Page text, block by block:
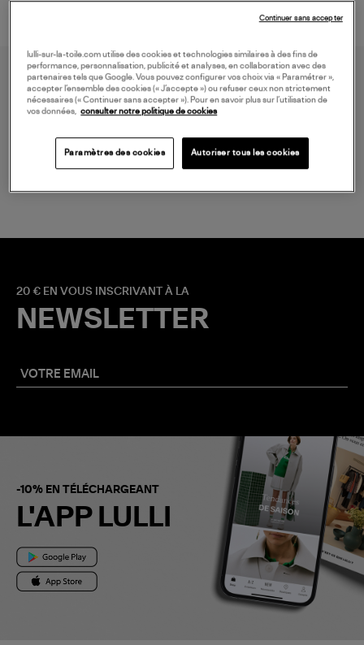
20 € EN VOUS INSCRIVANT À LA
NEWSLETTER
-10% EN TÉLÉCHARGEANT
L'APP LULLI
lulli-sur-la-toile.com utilise des cookies et technologies similaires à des fins de
performance, personnalisation, publicité et analyses, en collaboration avec des
partenaires tels que Google. Vous pouvez configurer vos choix via « Paramétrer »,
accepter l’ensemble des cookies (« J’accepte ») ou refuser ceux non strictement
nécessaires (« Continuer sans accepter »). Pour en savoir plus sur l’utilisation de
vos données, consulter notre politique de cookies
Paramètres des cookies Autoriser tous les cookies
Continuer sans accepter